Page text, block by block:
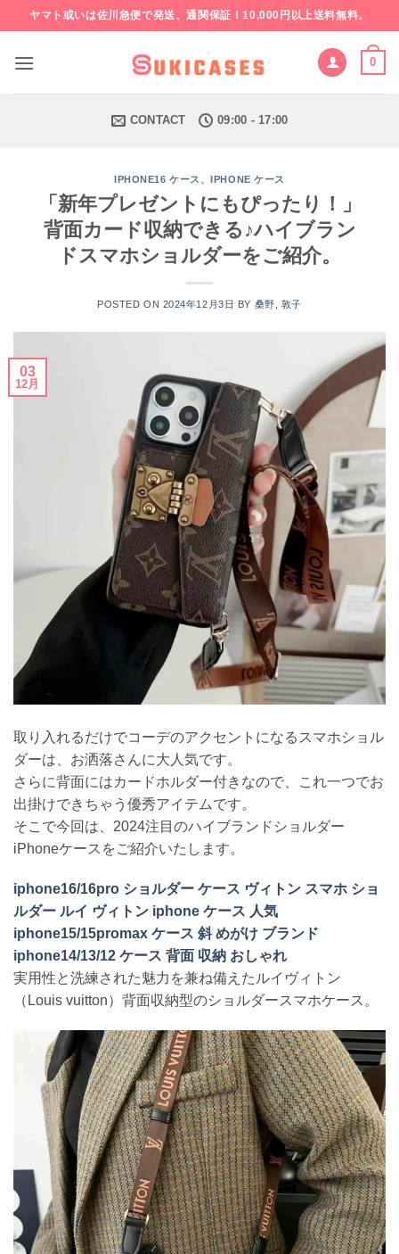
to
content
ヤマト或いは佐川急便で発送、通関保証！10,000円以上送料無料。
0
CONTACT 09:00 - 17:00
IPHONE16 ケース 、IPHONE ケース
「新年プレゼントにもぴったり！」
背面カード収納できる♪ハイブラン
ドスマホショルダーをご紹介。
POSTED ON 2024年12月3日 BY 桑野, 敦子
03
12月
取り入れるだけでコーデのアクセントになるスマホショル
ダーは、お洒落さんに大人気です。
さらに背面にはカードホルダー付きなので、これ一つでお
出掛けできちゃう優秀アイテムです。
そこで今回は、2024注目のハイブランドショルダー
iPhoneケースをご紹介いたします。
iphone16/16pro ショルダー ケース ヴィトン スマホ ショ
ルダー ルイ ヴィトン iphone ケース 人気
iphone15/15promax ケース 斜 めがけ ブランド
iphone14/13/12 ケース 背面 収納 おしゃれ
実用性と洗練された魅力を兼ね備えたルイヴィトン
（Louis vuitton）背面収納型のショルダースマホケース。